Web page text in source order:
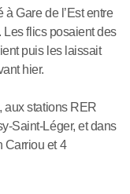
Gare de l’Est entre
Les flics posaient des
puis les laissait
hier.
aux stations RER
Saint-Léger, et dans
Carriou et 4